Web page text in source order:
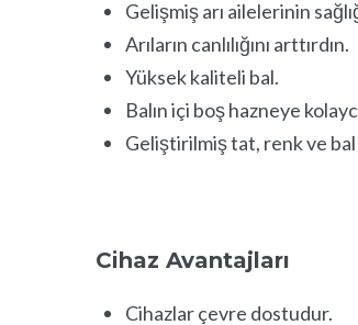
Gelişmiş arı ailelerinin
Arıların canlılığını arttırdın.
Yüksek kaliteli bal.
Balın içi boş hazneye
Geliştirilmiş tat, renk ve bal
Cihaz Avantajları
Cihazlar çevre dostudur.